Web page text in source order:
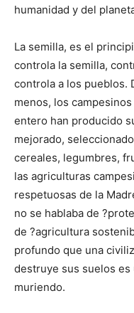
humanidad y del
La semilla, es el
controla la semilla,
controla a los pueblos.
menos, los
entero han producido
mejorado,
cereales, legumbres,
las agriculturas
respetuosas de la
no se hablaba de
de ?agricultura
profundo que una
destruye sus suelos
muriendo.